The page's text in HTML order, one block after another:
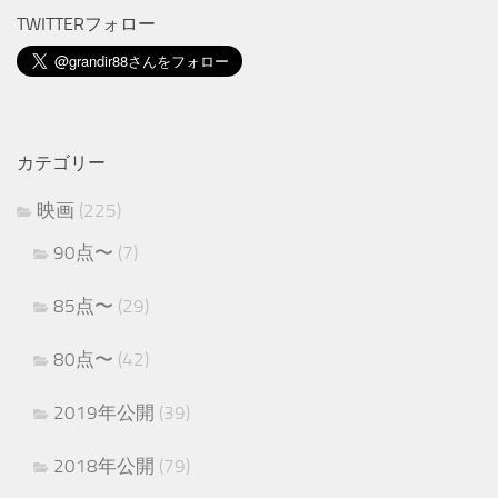
TWITTERフォロー
カテゴリー
映画 (225)
90点〜 (7)
85点〜 (29)
80点〜 (42)
2019年公開 (39)
2018年公開 (79)